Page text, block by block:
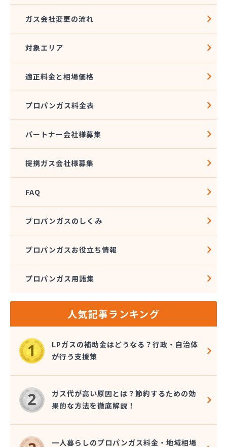
栄燃料合資会社
奥田米穀店
加藤燃料店
加藤豊昭
河村燃料店
角広ガス
割又商店
株式会社アドニス
株式会社あみや商事 本社
株式会社エイチティーピー
株式会社エイチティーピー
株式会社エス・アイ東海
株式会社オーテック
株式会社オーテック 西三河営業所
株式会社ガスキット
株式会社ガステム
株式会社ガスパル 岡崎販売所
株式会社カネコ
株式会社カネ庄
株式会社クラシアン岡崎支社
株式会社コクネ
株式会社コザカヤ 春日井営業所
株式会社コジマガス
株式会社コジマガス ライフアップサポート
株式会社コンプロ産工
株式会社シェル石油豊橋LPG充填工場
株式会社しんせきプロパン部
ガス会社変更の流れ
対象エリア
適正料金と相場価格
プロパンガス料金表
パートナー会社様募集
提携ガス会社様募集
FAQ
プロパンガスのしくみ
プロパンガスお役立ち情報
プロパンガス用語集
人気記事ランキング
LPガスの補助金はどうなる？行政・自治体
が行う支援策
ガス代が高い原因とは？節約するための効
果的な方法を徹底解説！
一人暮らしのプロパンガス料金・地域相場